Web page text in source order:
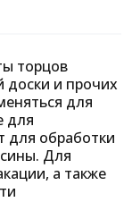
торцов
доски и прочих
для
для
для обработки
Для
а также